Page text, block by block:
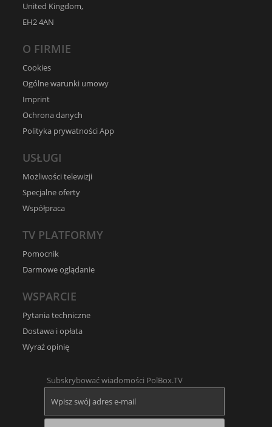
United Kingdom,
EH2 4AN
O FIRMIE
Cookies
Ogólne warunki umowy
Imprint
Ochrona danych
Polityka prywatności App
USŁUGI
Możliwości telewizji
Specjalne oferty
Współpraca
TV PLATFORMY
Pomocnik
Darmowe oglądanie
WSPARCIE
Pytania techniczne
Dostawa i opłata
Wyraź opinię
Subskrybować wiadomości PolBox.TV